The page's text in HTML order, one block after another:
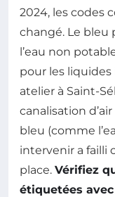
2024, les codes
changé. Le bleu
l’eau non
pour les liquides
atelier à Saint-
canalisation
bleu (comme
intervenir a failli
place. Vérifiez
étiquetées